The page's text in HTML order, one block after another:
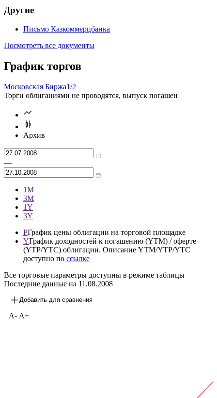
Уведомления о корпоративных действиях
Регламент исполнения оферты
Другие
Письмо Казкоммерцбанка
График торгов
Московская Биржа
Торги облигациями не проводятся, выпуск погашен
Архив
3М
1Y
3Y
P График цены облигации на торговой площадке
YГрафик доходностей к погашению (YTM) / оферте
(YTP/YTC) облигации. Описание YTM/YTP/YTC
Последние данные на